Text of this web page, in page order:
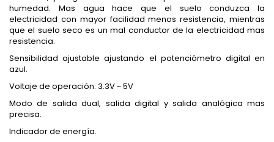
humedad. Mas agua hace que el suelo conduzca la
electricidad con mayor facilidad menos resistencia, mientras
que el suelo seco es un mal conductor de la electricidad mas
resistencia.
Sensibilidad ajustable ajustando el potenciómetro digital en
azul.
Voltaje de operación: 3.3V ~ 5V
Modo de salida dual, salida digital y salida analógica mas
precisa.
Indicador de energía.